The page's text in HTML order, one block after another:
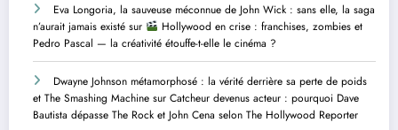
Eva Longoria, la sauveuse méconnue de John Wick : sans elle, la saga
n’aurait jamais existé sur
Hollywood en crise : franchises, zombies et
Pedro Pascal — la créativité étouffe-t-elle le cinéma ?
Dwayne Johnson métamorphosé : la vérité derrière sa perte de poids
et The Smashing Machine sur Catcheur devenus acteur : pourquoi Dave
Bautista dépasse The Rock et John Cena selon The Hollywood Reporter